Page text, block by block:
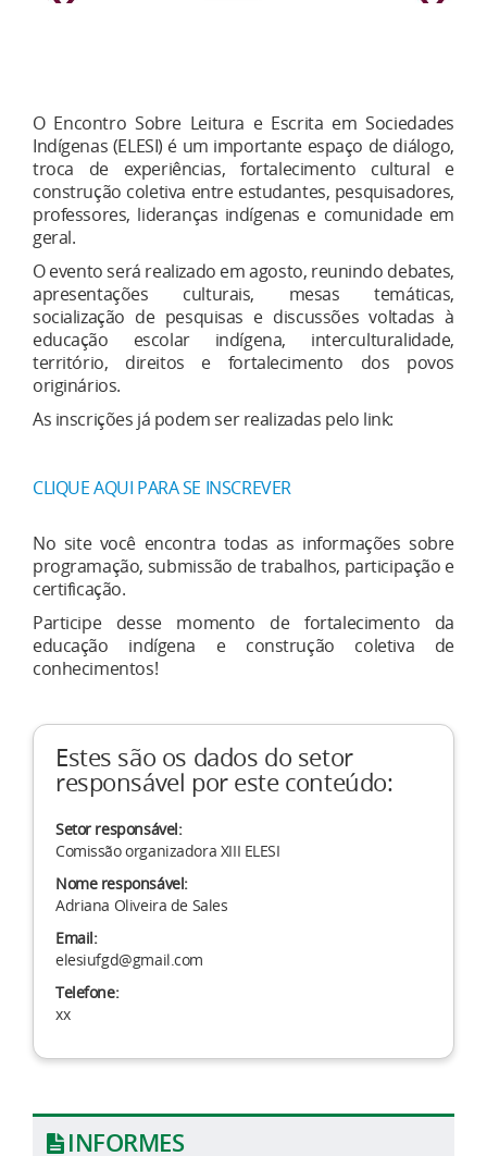
O Encontro Sobre Leitura e Escrita em Sociedades
Indígenas (ELESI) é um importante espaço de diálogo,
troca de experiências, fortalecimento cultural e
construção coletiva entre estudantes, pesquisadores,
professores, lideranças indígenas e comunidade em
geral.
O evento será realizado em agosto, reunindo debates,
apresentações culturais, mesas temáticas,
socialização de pesquisas e discussões voltadas à
educação escolar indígena, interculturalidade,
território, direitos e fortalecimento dos povos
originários.
As inscrições já podem ser realizadas pelo link:
CLIQUE AQUI PARA SE INSCREVER
No site você encontra todas as informações sobre
programação, submissão de trabalhos, participação e
certificação.
Participe desse momento de fortalecimento da
educação indígena e construção coletiva de
conhecimentos!
Estes são os dados do setor
responsável por este conteúdo:
Setor responsável:
Comissão organizadora XIII ELESI
Nome responsável:
Adriana Oliveira de Sales
Email:
elesiufgd@gmail.com
Telefone:
xx
INFORMES